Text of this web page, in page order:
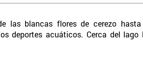
las blancas flores de cerezo
deportes acuáticos. Cerca del lago